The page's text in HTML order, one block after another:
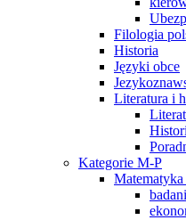
Filologia
Historia
Języki obce
Literatura i
Kategorie M-P